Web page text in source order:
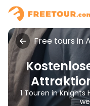
Free tours in
1 Touren in Knights